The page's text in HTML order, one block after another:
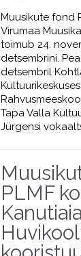
Muusikute fond
Virumaa
toimub 24.
detsembrini.
detsembril
Tapa Valla
Jürgensi
PLMF
Kanutiaia